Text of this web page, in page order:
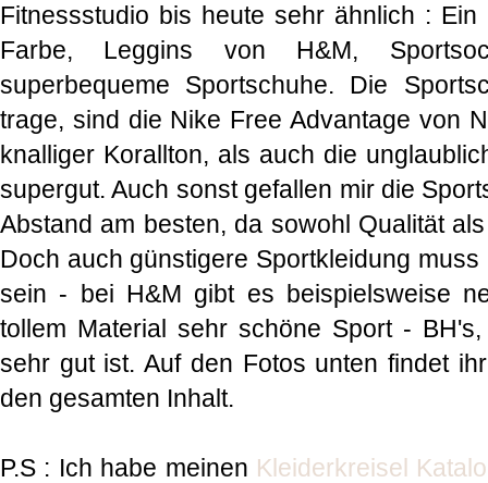
Fitnessstudio bis heute sehr ähnlich :
Farbe, Leggins von H&M,
superbequeme Sportschuhe. Die
trage, sind die Nike Free Advantage von
knalliger Korallton, als auch die
supergut. Auch sonst gefallen mir die
Abstand am besten, da sowohl Qualität
Doch auch günstigere Sportkleidung
sein - bei H&M gibt es beispielsweise
tollem Material sehr schöne Sport -
sehr gut ist. Auf den Fotos unten findet
den gesamten Inhalt.
P.S : Ich habe meinen Kleiderkreisel